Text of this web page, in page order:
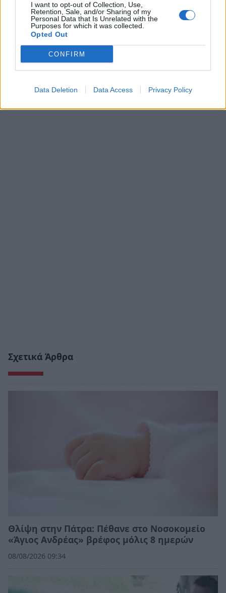
I want to opt-out of Collection, Use,
Retention, Sale, and/or Sharing of my
Personal Data that Is Unrelated with the
Purposes for which it was collected.
Opted Out
CONFIRM
Data Deletion Data Access Privacy Policy
Σχετικά Άρθρα
Θλίψη στην Πάτρα: Πέθανε στο Νοσοκομείο
«Άγιος Ανδρέας» βρέφος μόλις 8 ημερών
08/08/2026 09:34